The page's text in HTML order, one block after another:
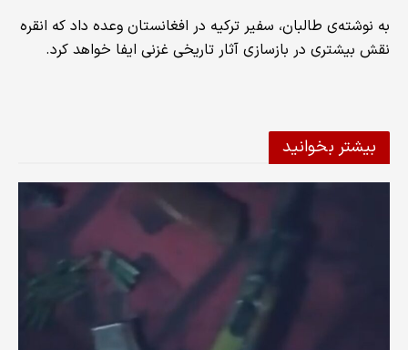
به نوشته‌ی طالبان، سفیر ترکیه در افغانستان وعده داد که انقره
نقش بیشتری در بازسازی آثار تاریخی غزنی ایفا خواهد کرد.
بیشتر بخوانید